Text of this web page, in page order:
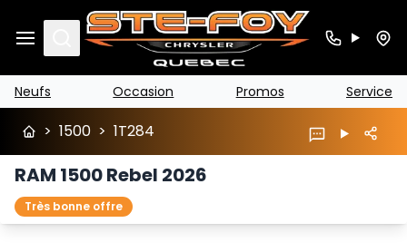
Search
Neufs Occasion Promos Service
> 1500 > 1T284
RAM 1500 Rebel 2026
Très bonne offre